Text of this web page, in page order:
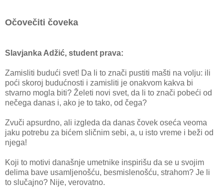
Očovečiti čoveka
Slavjanka Adžić, student prava:
Zamisliti budući svet! Da li to znači pustiti mašti na volju: ili
poći skoroj budućnosti i zamisliti je onakvom kakva bi
stvarno mogla biti? Želeti novi svet, da li to znači pobeći od
nečega danas i, ako je to tako, od čega?
Zvuči apsurdno, ali izgleda da danas čovek oseća veoma
jaku potrebu za bićem sličnim sebi, a, u isto vreme i beži od
njega!
Koji to motivi današnje umetnike inspirišu da se u svojim
delima bave usamljenošću, besmislenošću, strahom? Je li
to slučajno? Nije, verovatno.